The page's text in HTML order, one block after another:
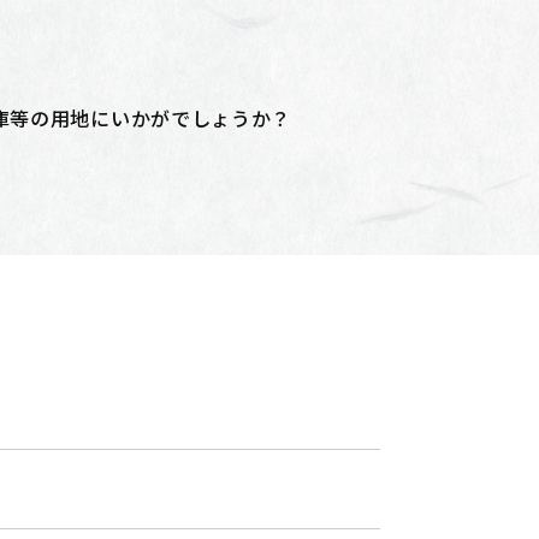
の用地にいかがでしょうか？